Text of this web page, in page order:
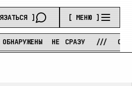
] [ МЕНЮ ]
НЕ СРАЗУ /// ОЖИДАНИЕ